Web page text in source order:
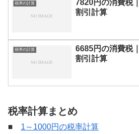
税率の計算
7820円の消費税
割引計算
税率の計算
6685円の消費税
割引計算
税率計算まとめ
■ 1～1000円の税率計算